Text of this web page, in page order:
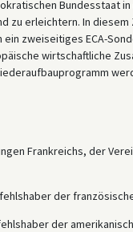
Bundesstaat
zu erleichtern. In
zweiseitiges ECA-
wirtschaftliche
Frankreichs, der
der
der